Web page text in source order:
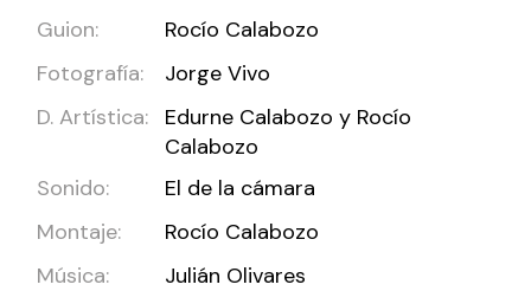
Guion:
Rocío Calabozo
Fotografía:
Jorge Vivo
D. Artística:
Edurne Calabozo y Rocío
Calabozo
Sonido:
El de la cámara
Montaje:
Rocío Calabozo
Música:
Julián Olivares